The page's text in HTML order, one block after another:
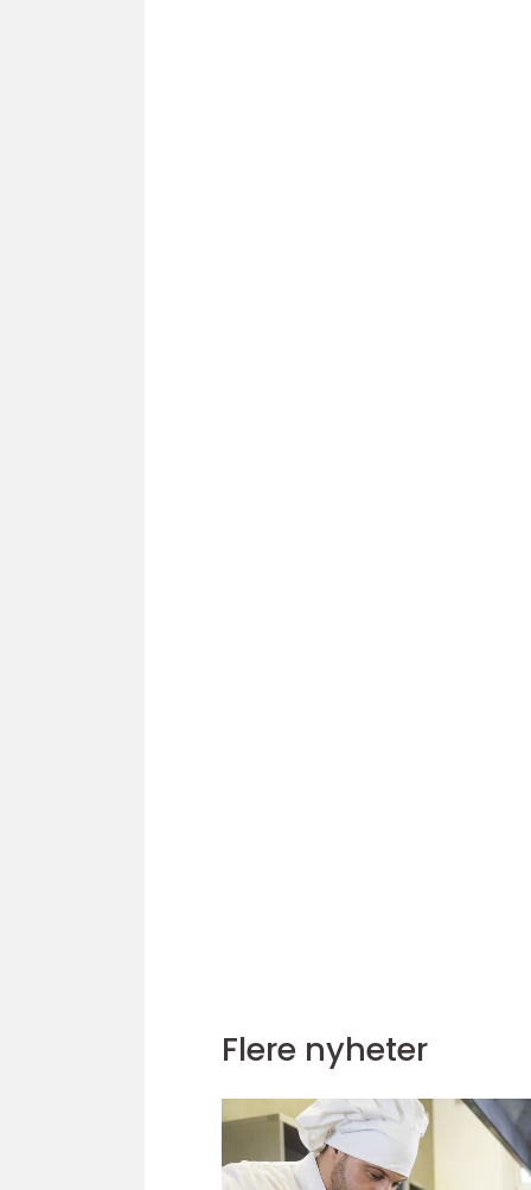
Flere nyheter